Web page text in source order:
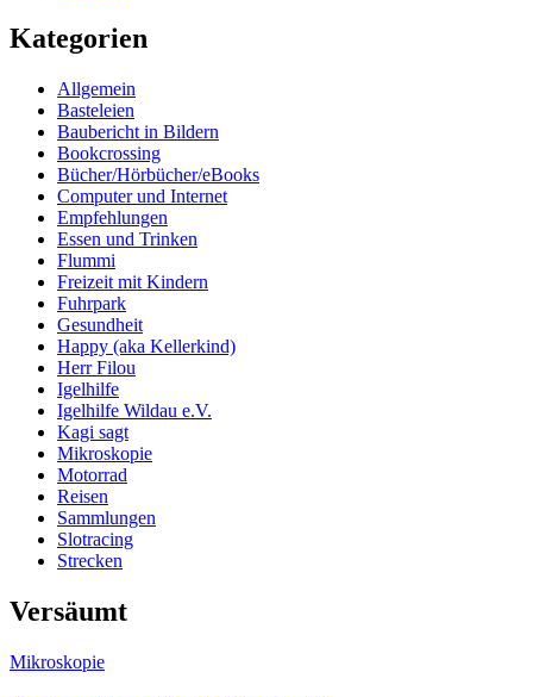
Kategorien
Allgemein
Basteleien
Baubericht in Bildern
Bookcrossing
Bücher/Hörbücher/eBooks
Computer und Internet
Empfehlungen
Essen und Trinken
Flummi
Freizeit mit Kindern
Fuhrpark
Gesundheit
Happy (aka Kellerkind)
Herr Filou
Igelhilfe
Igelhilfe Wildau e.V.
Kagi sagt
Mikroskopie
Motorrad
Reisen
Sammlungen
Slotracing
Strecken
Versäumt
Mikroskopie